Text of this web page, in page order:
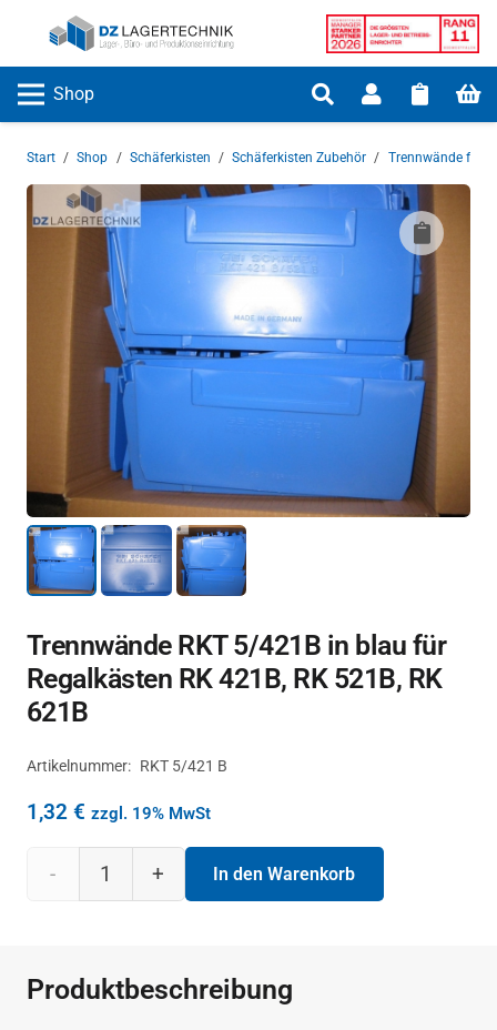
Shop
Start / Shop / Schäferkisten / Schäferkisten Zubehör / Trennwände für
Trennwände RKT 5/421B in blau für
Regalkästen RK 421B, RK 521B, RK
621B
Artikelnummer: RKT 5/421 B
1,32 € zzgl. 19% MwSt
Trennwände
5/421B
In den Warenkorb
Produktbeschreibung